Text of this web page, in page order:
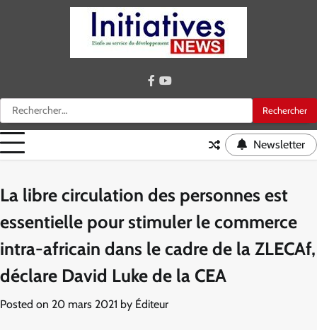
Rechercher :
facebook
youtube
Newsletter
La libre circulation des personnes est
essentielle pour stimuler le commerce
intra-africain dans le cadre de la ZLECAf,
déclare David Luke de la CEA
Posted on 20 mars 2021 by Éditeur